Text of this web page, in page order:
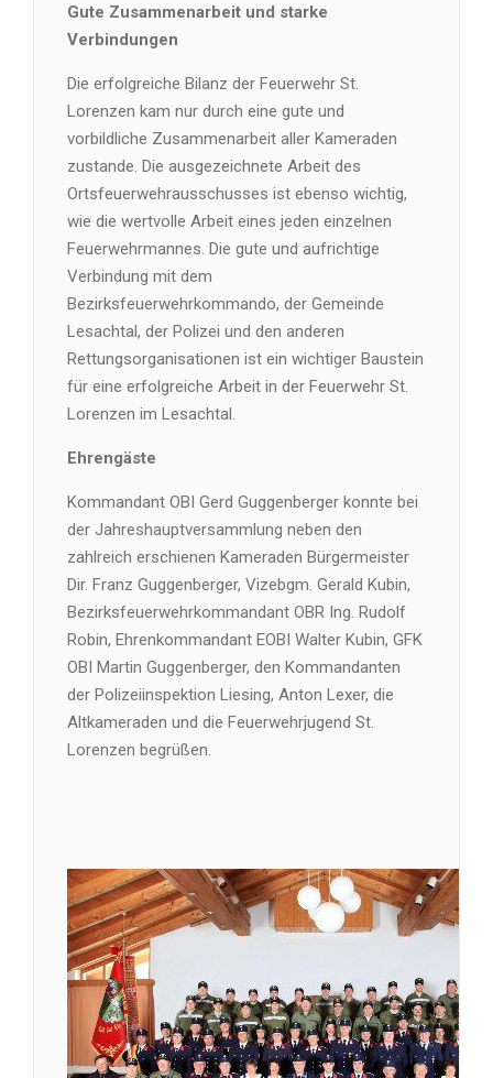
Gute Zusammenarbeit und starke
Verbindungen
Die erfolgreiche Bilanz der Feuerwehr St.
Lorenzen kam nur durch eine gute und
vorbildliche Zusammenarbeit aller Kameraden
zustande. Die ausgezeichnete Arbeit des
Ortsfeuerwehrausschusses ist ebenso wichtig,
wie die wertvolle Arbeit eines jeden einzelnen
Feuerwehrmannes. Die gute und aufrichtige
Verbindung mit dem
Bezirksfeuerwehrkommando, der Gemeinde
Lesachtal, der Polizei und den anderen
Rettungsorganisationen ist ein wichtiger Baustein
für eine erfolgreiche Arbeit in der Feuerwehr St.
Lorenzen im Lesachtal.
Ehrengäste
Kommandant OBI Gerd Guggenberger konnte bei
der Jahreshauptversammlung neben den
zahlreich erschienen Kameraden Bürgermeister
Dir. Franz Guggenberger, Vizebgm. Gerald Kubin,
Bezirksfeuerwehrkommandant OBR Ing. Rudolf
Robin, Ehrenkommandant EOBI Walter Kubin, GFK
OBI Martin Guggenberger, den Kommandanten
der Polizeiinspektion Liesing, Anton Lexer, die
Altkameraden und die Feuerwehrjugend St.
Lorenzen begrüßen.